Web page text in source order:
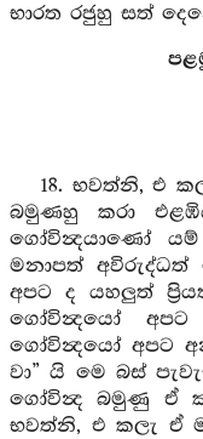
භාරත රජුහු සත්
18. භවත්නි, එ
බමුණහු කරා
ගෝවින්‍දයාණෝ
මනාපත්
අපට ද යහලුත්
ගෝවින්‍දයෝ
ගෝවින්‍දයෝ අපට
වා” යි මෙ බස්
ගෝවින්‍ද බමුණු ඒ
භවත්නි, එ කලැ ඒ